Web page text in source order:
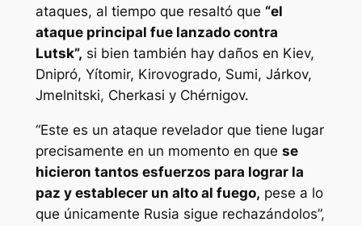
ataques, al tiempo que resaltó que “el
ataque principal fue lanzado contra
Lutsk”, si bien también hay daños en Kiev,
Dnipró, Yítomir, Kirovogrado, Sumi, Járkov,
Jmelnitski, Cherkasi y Chérnigov.
“Este es un ataque revelador que tiene lugar
precisamente en un momento en que se
hicieron tantos esfuerzos para lograr la
paz y establecer un alto al fuego, pese a lo
que únicamente Rusia sigue rechazándolos”,